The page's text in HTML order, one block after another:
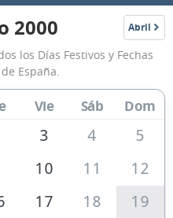
Calendario
Marzo
2000
de
España
2000 Abril
2000
los Días Festivos y Fechas
España.
Vie Sáb Dom
3 4
5
10 11
12
17 18
19